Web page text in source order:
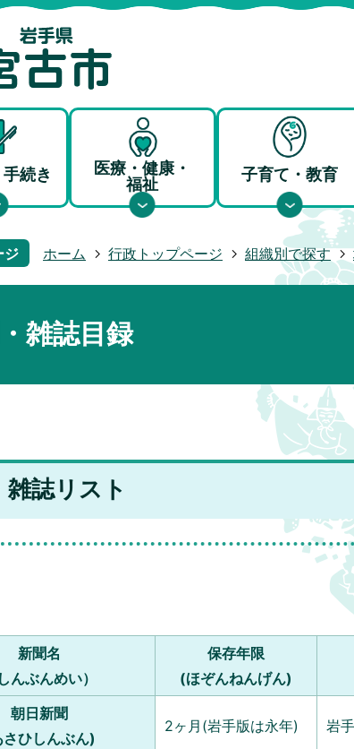
続き
医療・健康・
福祉
子育て・教育
ジ ホーム 行政トップページ 組織別で探す
雑誌目録
雑誌リスト
新聞名
んぶんめい）
保存年限
(ほぞんねんげん)
朝日新聞
ひしんぶん)
2ヶ月(岩手版は永年) 岩